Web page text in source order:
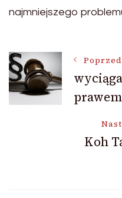
najmniejszego
wpisuprawem
Koh